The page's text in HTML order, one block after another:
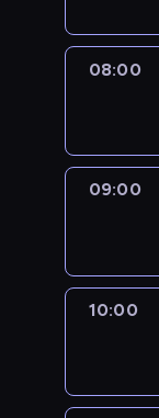
08:00
09:00
10:00